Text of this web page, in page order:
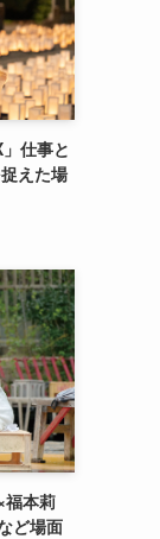
仕事と
えた場
福本莉
ど場面